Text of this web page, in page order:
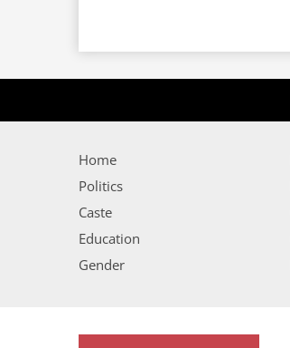
Home
Politics
Caste
Education
Gender